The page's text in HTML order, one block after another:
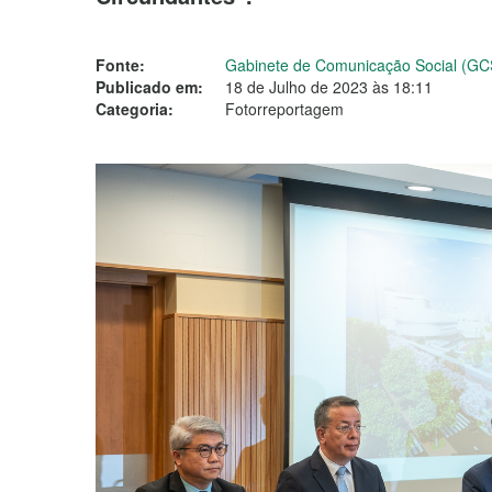
Fonte:
Gabinete de Comunicação Social
Publicado em:
18 de Julho de 2023 às 18:11
Categoria:
Fotorreportagem